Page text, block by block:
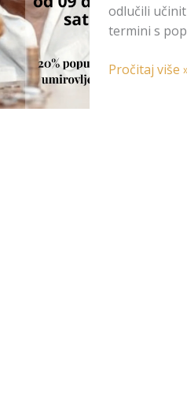
odlučili
termini s
brigu
dan
Pročitaj više